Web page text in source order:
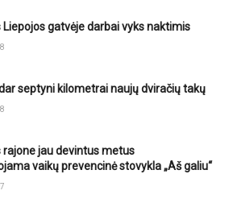
Liepojos gatvėje darbai vyks naktimis
septyni kilometrai naujų dviračių takų
rajone jau devintus metus
vaikų prevencinė stovykla „Aš galiu“